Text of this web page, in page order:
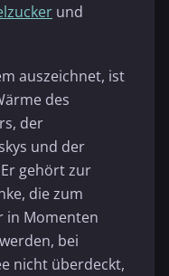
und
auszeichnet, ist
des
der
und der
gehört zur
die zum
in Momenten
bei
nicht überdeckt,